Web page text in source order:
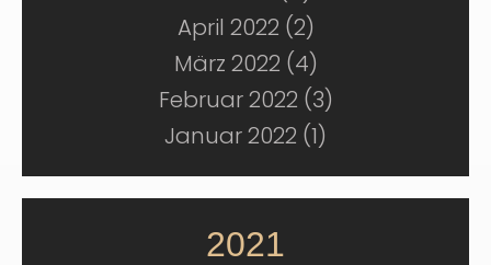
April 2022 (2)
März 2022 (4)
Februar 2022 (3)
Januar 2022 (1)
2021